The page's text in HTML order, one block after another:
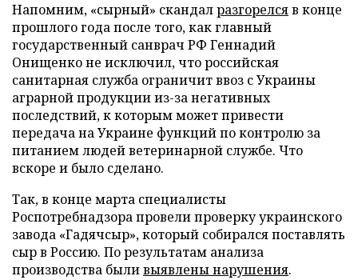
Напомним, «сырный» скандалразгорелсяв конце
прошлого года после того, как главный
государственный санврач РФ Геннадий
Онищенко не исключил, что российская
санитарная служба ограничит ввоз с Украины
аграрной продукции из-за негативных
последствий, к которым может привести
передача на Украине функций по контролю за
питанием людей ветеринарной службе. Что
вскоре и было сделано.
Так, в конце марта специалисты
Роспотребнадзора провели проверку украинского
завода «Гадячсыр», который собирался поставлять
сыр в Россию. По результатам анализа
производства быливыявлены нарушения.